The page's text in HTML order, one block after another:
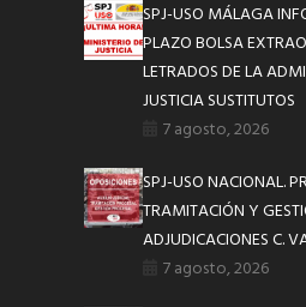
SPJ-USO MÁLAGA
PLAZO BOLSA
LETRADOS DE LA
JUSTICIA SUSTITUTOS
7 agosto, 2026
SPJ-USO NACIONAL.
TRAMITACIÓN Y
ADJUDICACIONES C.
7 agosto, 2026